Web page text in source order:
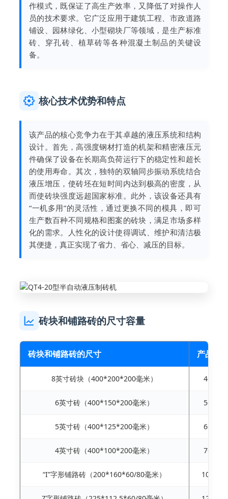
作模式，既保证了高生产效率，又降低了对操作人
员的技术要求。它广泛应用于建筑工程、市政道路
铺设、园林绿化、小型砌块厂等领域，是生产标准
砖、穿孔砖、植草砖等各种混凝土制品的关键设
备。
核心技术优势和特点
该产品的核心竞争力在于其卓越的液压系统和结构
设计。首先，高强度钢材打造的机架和精密液压元
件确保了设备在长期高负荷运行下的稳定性和超长
的使用寿命。其次，独特的双轴同步振动系统结合
液压增压，使砖坯在短时间内达到极高的密度，从
而使砖块强度远超国家标准。此外，该设备还具有
“一机多用”的灵活性，通过更换不同的模具，即可
生产数百种不同规格和图案的砖块，满足市场多样
化的需求。人性化的设计使得调试、维护和清洁极
其便捷，真正实现了省力、省心、减压的目标。
砖块和铺路砖的尺寸容量
砖块和铺路砖的尺寸 产品数
8英寸砖块（400*200*200毫米） 4个/模
6英寸砖（400*150*200毫米） 5个/模
5英寸砖（400*125*200毫米） 6个/模
4英寸砖（400*100*200毫米） 7个/模
“I”字形铺路砖（200*160*60/80毫米） 10个/